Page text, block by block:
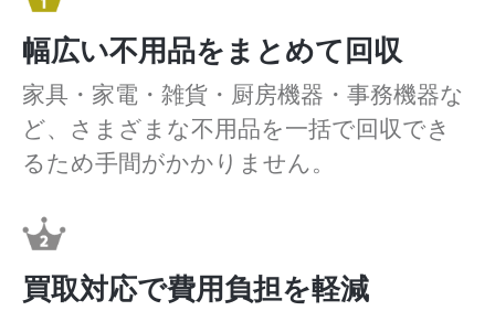
幅広い不用品をまとめて回収
家具・家電・雑貨・厨房機器・事務機器な
ど、さまざまな不用品を一括で回収でき
るため手間がかかりません。
買取対応で費用負担を軽減